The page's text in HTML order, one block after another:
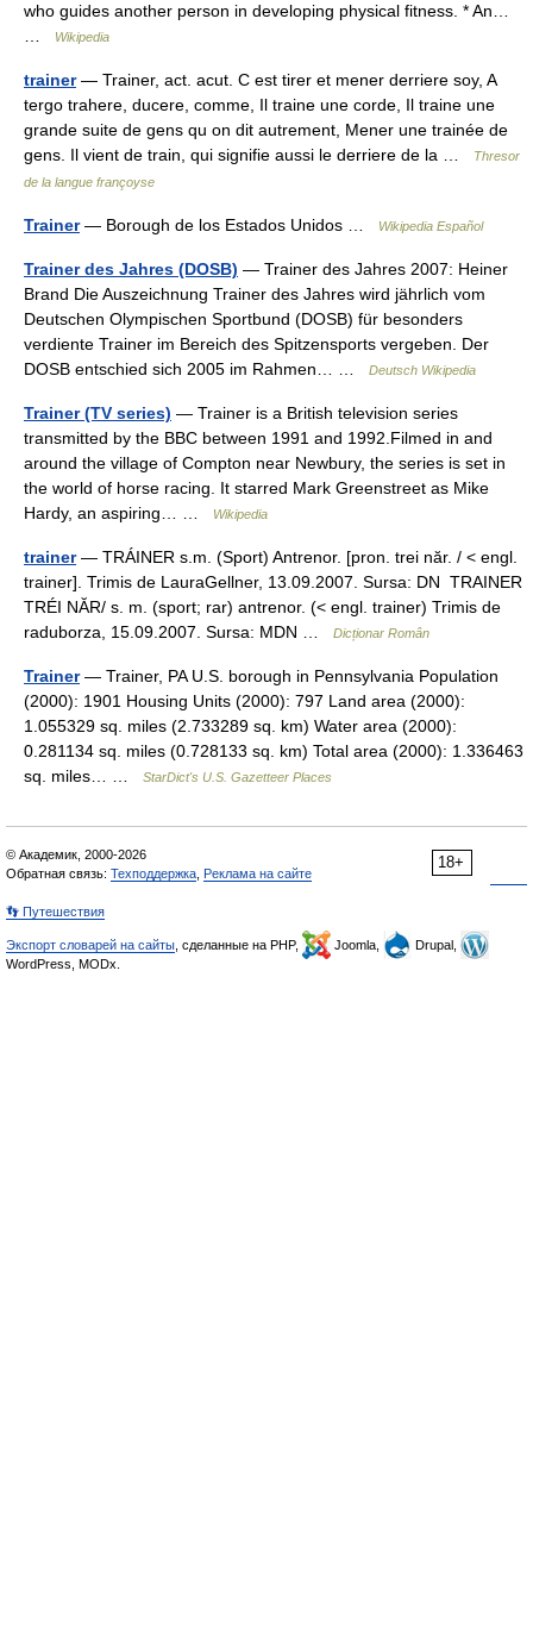
who guides another person in developing physical fitness. * An…
Wikipedia
trainer— Trainer, act. acut. C est tirer et mener derriere soy, A
tergo trahere, ducere, comme, Il traine une corde, Il traine une
grande suite de gens qu on dit autrement, Mener une trainée de
gens. Il vient de train, qui signifie aussi le derriere de la …
Thresor
de la langue françoyse
Trainer— Borough de los Estados Unidos … Wikipedia Español
Trainer des Jahres (DOSB) — Trainer des Jahres 2007: Heiner
Brand Die Auszeichnung Trainer des Jahres wird jährlich vom
Deutschen Olympischen Sportbund (DOSB) für besonders
verdiente Trainer im Bereich des Spitzensports vergeben. Der
DOSB entschied sich 2005 im Rahmen… …
Deutsch Wikipedia
Trainer (TV series) — Trainer is a British television series
transmitted by the BBC between 1991 and 1992.Filmed in and
around the village of Compton near Newbury, the series is set in
the world of horse racing. It starred Mark Greenstreet as Mike
Hardy, an aspiring… …
Wikipedia
trainer— TRÁINER s.m. (Sport) Antrenor. [pron. trei năr. / < engl.
trainer]. Trimis de LauraGellner, 13.09.2007. Sursa: DN TRAINER
TRÉI NĂR/ s. m. (sport; rar) antrenor. (< engl. trainer) Trimis de
raduborza, 15.09.2007. Sursa: MDN …
Dicționar Român
Trainer— Trainer, PA U.S. borough in Pennsylvania Population
(2000): 1901 Housing Units (2000): 797 Land area (2000):
1.055329 sq. miles (2.733289 sq. km) Water area (2000):
0.281134 sq. miles (0.728133 sq. km) Total area (2000): 1.336463
sq. miles… …
StarDict's U.S. Gazetteer Places
18+
© Академик, 2000-2026
Обратная связь: Техподдержка Реклама на сайте
👣 Путешествия
Экспорт словарей на сайты , сделанные на PHP, Joomla,
Drupal,
WordPress, MODx.